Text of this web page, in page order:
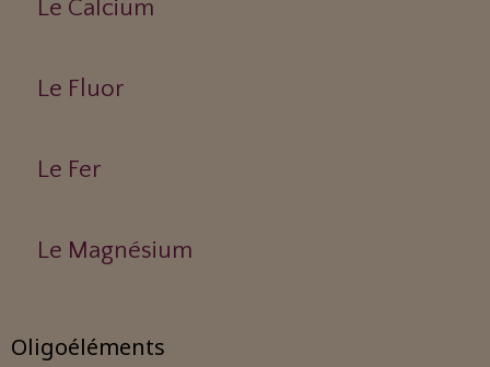
Le Calcium
Le Fluor
Le Fer
Le Magnésium
Oligoéléments